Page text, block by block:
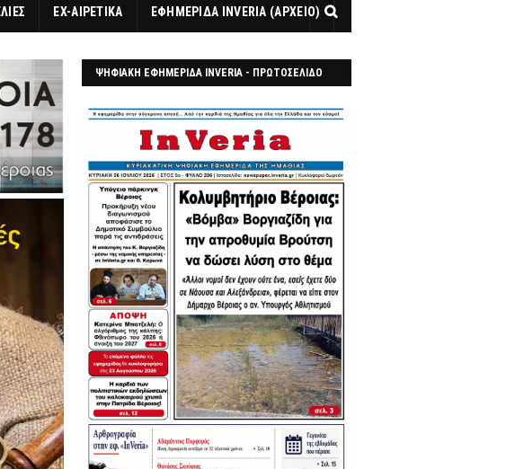
EX-ΑΙΡΕΤΙΚΑ ΕΦΗΜΕΡΙΔΑ INVERIA (ΑΡΧΕΙΟ)
ΨΗΦΙΑΚΗ ΕΦΗΜΕΡΙΔΑ INVERIA - ΠΡΩΤΟΣΕΛΙΔΟ